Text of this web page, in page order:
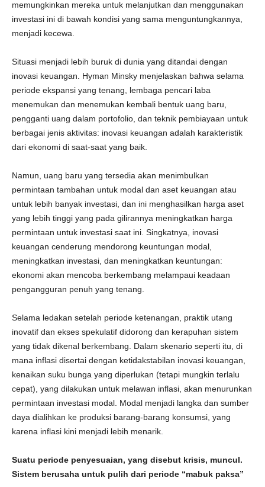
memungkinkan mereka untuk melanjutkan dan menggunakan
investasi ini di bawah kondisi yang sama menguntungkannya,
menjadi kecewa.
Situasi menjadi lebih buruk di dunia yang ditandai dengan
inovasi keuangan. Hyman Minsky menjelaskan bahwa selama
periode ekspansi yang tenang, lembaga pencari laba
menemukan dan menemukan kembali bentuk uang baru,
pengganti uang dalam portofolio, dan teknik pembiayaan untuk
berbagai jenis aktivitas: inovasi keuangan adalah karakteristik
dari ekonomi di saat-saat yang baik.
Namun, uang baru yang tersedia akan menimbulkan
permintaan tambahan untuk modal dan aset keuangan atau
untuk lebih banyak investasi, dan ini menghasilkan harga aset
yang lebih tinggi yang pada gilirannya meningkatkan harga
permintaan untuk investasi saat ini. Singkatnya, inovasi
keuangan cenderung mendorong keuntungan modal,
meningkatkan investasi, dan meningkatkan keuntungan:
ekonomi akan mencoba berkembang melampaui keadaan
pengangguran penuh yang tenang.
Selama ledakan setelah periode ketenangan, praktik utang
inovatif dan ekses spekulatif didorong dan kerapuhan sistem
yang tidak dikenal berkembang. Dalam skenario seperti itu, di
mana inflasi disertai dengan ketidakstabilan inovasi keuangan,
kenaikan suku bunga yang diperlukan (tetapi mungkin terlalu
cepat), yang dilakukan untuk melawan inflasi, akan menurunkan
permintaan investasi modal. Modal menjadi langka dan sumber
daya dialihkan ke produksi barang-barang konsumsi, yang
karena inflasi kini menjadi lebih menarik.
Suatu periode penyesuaian, yang disebut krisis, muncul.
Sistem berusaha untuk pulih dari periode “mabuk paksa”